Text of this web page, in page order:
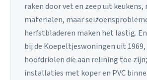
raken door vet en zeep uit keukens,
materialen, maar
herfstbladeren maken het lastig.
bij de Koepeltjeswoningen uit 1969,
hoofdriolen die aan relining toe
installaties met koper en PVC